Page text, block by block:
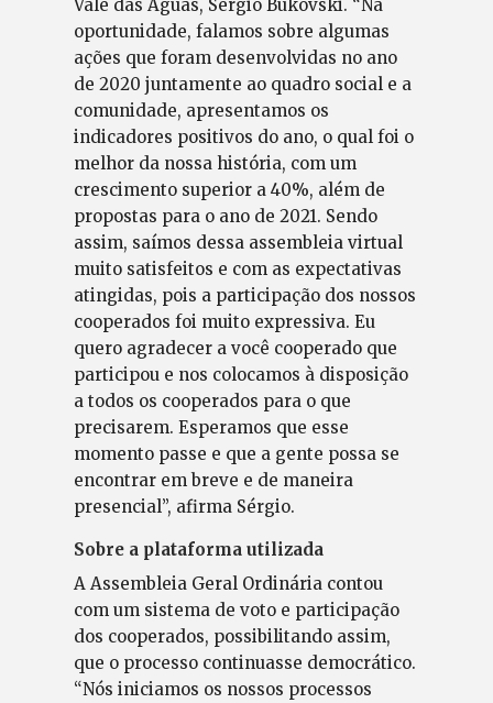
Vale das Águas, Sérgio Bukovski. “Na
oportunidade, falamos sobre algumas
ações que foram desenvolvidas no ano
de 2020 juntamente ao quadro social e a
comunidade, apresentamos os
indicadores positivos do ano, o qual foi o
melhor da nossa história, com um
crescimento superior a 40%, além de
propostas para o ano de 2021. Sendo
assim, saímos dessa assembleia virtual
muito satisfeitos e com as expectativas
atingidas, pois a participação dos nossos
cooperados foi muito expressiva. Eu
quero agradecer a você cooperado que
participou e nos colocamos à disposição
a todos os cooperados para o que
precisarem. Esperamos que esse
momento passe e que a gente possa se
encontrar em breve e de maneira
presencial”, afirma Sérgio.
Sobre a plataforma utilizada
A Assembleia Geral Ordinária contou
com um sistema de voto e participação
dos cooperados, possibilitando assim,
que o processo continuasse democrático.
“Nós iniciamos os nossos processos